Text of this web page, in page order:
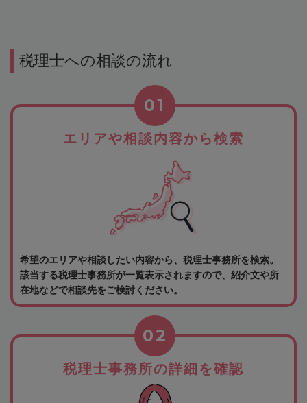
税理士への相談の流れ
エリアや相談内容から検索
01
希望のエリアや相談したい内容から、税理士事務所を検索。
該当する税理士事務所が一覧表示されますので、紹介文や所
在地などで相談先をご検討ください。
税理士事務所の詳細を確認
02